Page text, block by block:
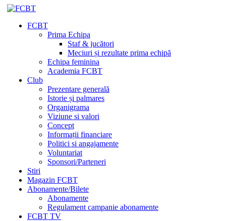
FCBT
Prima Echipa
Staf & jucători
Meciuri și rezultate prima echipă
Echipa feminina
Academia FCBT
Club
Prezentare generală
Istorie și palmares
Organigrama
Viziune si valori
Concept
Informații financiare
Politici si angajamente
Voluntariat
Sponsori/Parteneri
Stiri
Magazin FCBT
Abonamente/Bilete
Abonamente
Regulament campanie abonamente
FCBT TV